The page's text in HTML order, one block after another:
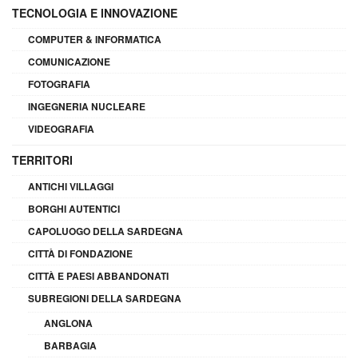
TECNOLOGIA E INNOVAZIONE
COMPUTER & INFORMATICA
COMUNICAZIONE
FOTOGRAFIA
INGEGNERIA NUCLEARE
VIDEOGRAFIA
TERRITORI
ANTICHI VILLAGGI
BORGHI AUTENTICI
CAPOLUOGO DELLA SARDEGNA
CITTÀ DI FONDAZIONE
CITTÀ E PAESI ABBANDONATI
SUBREGIONI DELLA SARDEGNA
ANGLONA
BARBAGIA